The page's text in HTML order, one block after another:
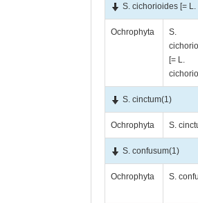
S. cichorioides [=
Ochrophyta
S.
[= L.
S. cinctum(1)
Ochrophyta S.
S. confusum(1)
Ochrophyta S.